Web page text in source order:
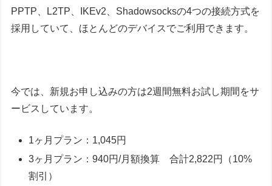
PPTP、L2TP、IKEv2、Shadowsocksの4つの接続方式を
採用していて、ほとんどのデバイスでご利用できます。
今では、新規お申し込みの方は2週間無料お試し期間をサ
ービスしています。
1ヶ月プラン：1,045円
3ヶ月プラン：940円/月額換算 合計2,822円（10%
割引）